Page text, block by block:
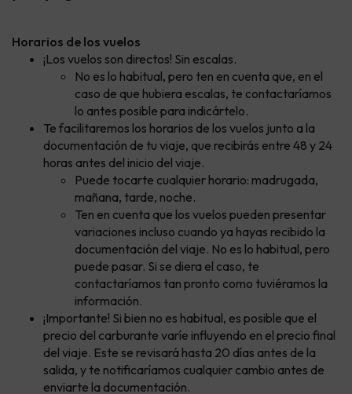
Horarios de los vuelos
¡Los vuelos son directos! Sin escalas.
No es lo habitual, pero ten en cuenta que, en el
caso de que hubiera escalas, te contactaríamos
lo antes posible para indicártelo.
Te facilitaremos los horarios de los vuelos junto a la
documentación de tu viaje, que recibirás entre 48 y 24
horas antes del inicio del viaje.
Puede tocarte cualquier horario: madrugada,
mañana, tarde, noche.
Ten en cuenta que los vuelos pueden presentar
variaciones incluso cuando ya hayas recibido la
documentación del viaje. No es lo habitual, pero
puede pasar. Si se diera el caso, te
contactaríamos tan pronto como tuviéramos la
información.
¡Importante! Si bien no es habitual, es posible que el
precio del carburante varíe influyendo en el precio final
del viaje. Este se revisará hasta 20 días antes de la
salida, y te notificaríamos cualquier cambio antes de
enviarte la documentación.